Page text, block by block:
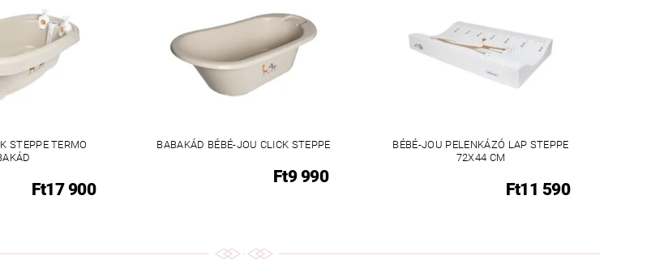
STEPPE TERMO
Ft17 900
BABAKÁD BÉBÉ-JOU CLICK STEPPE
Ft9 990
BÉBÉ-JOU PELENKÁZÓ LAP STEPPE
72X44 CM
Ft11 590